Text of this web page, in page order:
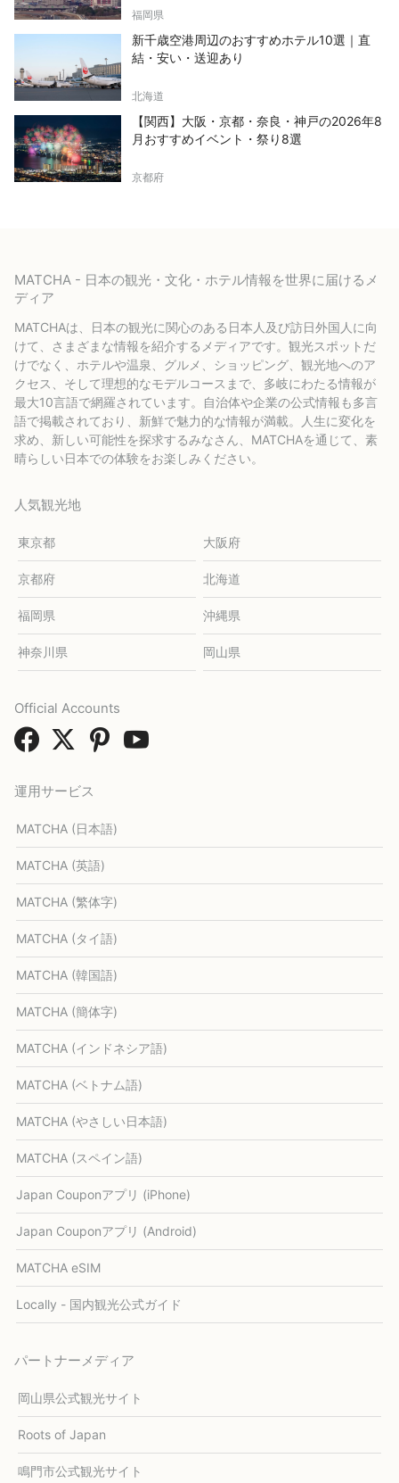
福岡県
新千歳空港周辺のおすすめホテル10選｜直
結・安い・送迎あり
北海道
【関西】大阪・京都・奈良・神戸の2026年8
月おすすめイベント・祭り8選
京都府
MATCHA - 日本の観光・文化・ホテル情報を世界に届けるメ
ディア
MATCHAは、日本の観光に関心のある日本人及び訪日外国人に向
けて、さまざまな情報を紹介するメディアです。観光スポットだ
けでなく、ホテルや温泉、グルメ、ショッピング、観光地へのア
クセス、そして理想的なモデルコースまで、多岐にわたる情報が
最大10言語で網羅されています。自治体や企業の公式情報も多言
語で掲載されており、新鮮で魅力的な情報が満載。人生に変化を
求め、新しい可能性を探求するみなさん、MATCHAを通じて、素
晴らしい日本での体験をお楽しみください。
人気観光地
東京都 大阪府
京都府 北海道
福岡県 沖縄県
神奈川県 岡山県
運用サービス
MATCHA (日本語)
MATCHA (英語)
MATCHA (繁体字)
MATCHA (タイ語)
MATCHA (韓国語)
MATCHA (簡体字)
MATCHA (インドネシア語)
MATCHA (ベトナム語)
MATCHA (やさしい日本語)
MATCHA (スペイン語)
Japan Couponアプリ (iPhone)
Japan Couponアプリ (Android)
MATCHA eSIM
Locally - 国内観光公式ガイド
パートナーメディア
岡山県公式観光サイト
Roots of Japan
鳴門市公式観光サイト
Official Accounts